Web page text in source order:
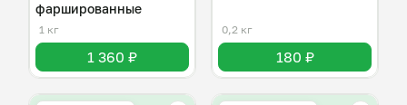
фаршированные
1 кг
1 360 ₽
0,2 кг
180 ₽